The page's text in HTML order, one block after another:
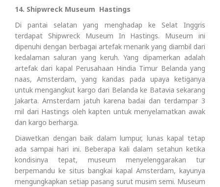
14. Shipwreck Museum Hastings
Di pantai selatan yang menghadap ke Selat Inggris
terdapat Shipwreck Museum In Hastings. Museum ini
dipenuhi dengan berbagai artefak menarik yang diambil dari
kedalaman saluran yang keruh. Yang dipamerkan adalah
artefak dari kapal Perusahaan Hindia Timur Belanda yang
naas, Amsterdam, yang kandas pada upaya ketiganya
untuk mengangkut kargo dari Belanda ke Batavia sekarang
Jakarta. Amsterdam jatuh karena badai dan terdampar 3
mil dari Hastings oleh kapten untuk menyelamatkan awak
dan kargo berharga.
Diawetkan dengan baik dalam lumpur, lunas kapal tetap
ada sampai hari ini. Beberapa kali dalam setahun ketika
kondisinya tepat, museum menyelenggarakan tur
berpemandu ke situs bangkai kapal Amsterdam, kayunya
mengungkapkan setiap pasang surut musim semi. Museum